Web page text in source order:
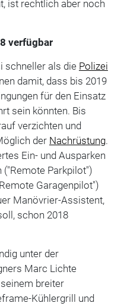
ist rechtlich aber noch
verfügbar
schneller als die Polizei
damit, dass bis 2019
für den Einsatz
sein könnten. Bis
verzichten und
der Nachrüstung.
Ein- und Ausparken
("Remote Parkpilot")
Garagenpilot")
Manövrier-Assistent,
schon 2018
unter der
Marc Lichte
breiter
Kühlergrill und